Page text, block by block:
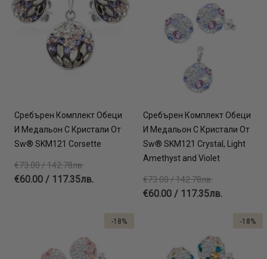
Сребърен Комплект Обеци
И Медальон С Кристали От
Sw® SKM121 Corsette
€73.00 / 142.78лв.
€60.00 / 117.35лв.
Сребърен Комплект Обеци
И Медальон С Кристали От
Sw® SKM121 Crystal, Light
Amethyst and Violet
€73.00 / 142.78лв.
€60.00 / 117.35лв.
-18% -18%